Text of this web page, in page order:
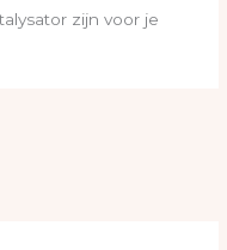
zijn voor je